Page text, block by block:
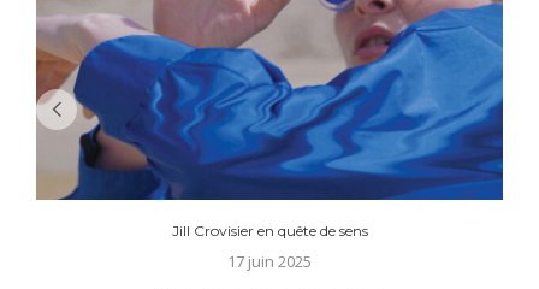
Jill Crovisier en quête de sens
17 juin 2025